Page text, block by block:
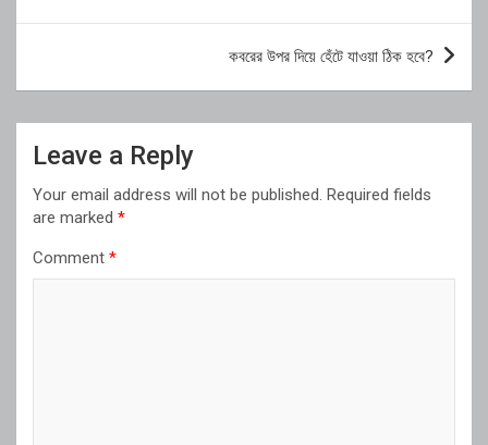
কবরের উপর দিয়ে হেঁটে যাওয়া ঠিক হবে?
Leave a Reply
Your email address will not be published. Required fields
are marked *
Comment *